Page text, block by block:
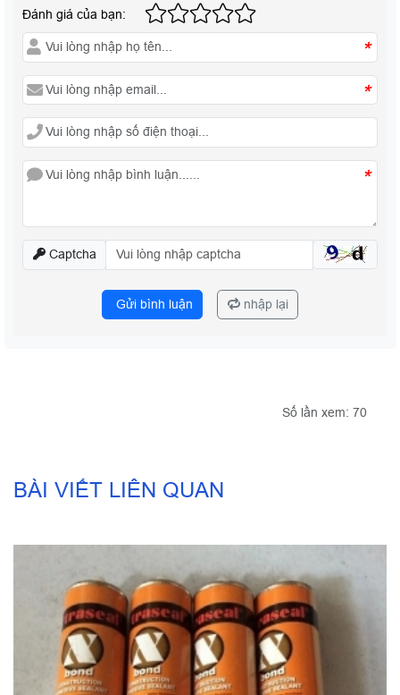
Đánh giá của bạn:
*
*
*
Captcha
Gửi bình luận nhập lại
Số lần xem: 70
BÀI VIẾT LIÊN QUAN